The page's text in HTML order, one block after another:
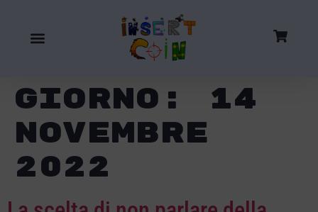
Giorno: 14
Novembre
2022